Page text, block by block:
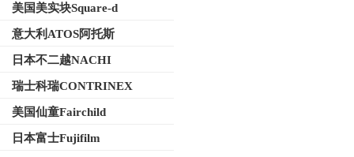
美国美实块Square-d
意大利ATOS阿托斯
日本不二越NACHI
瑞士科瑞CONTRINEX
美国仙童Fairchild
日本富士Fujifilm